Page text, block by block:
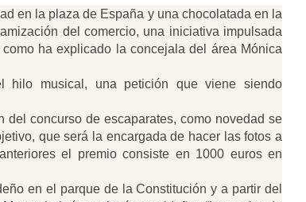
en la plaza de España y una chocolatada en la
del comercio, una iniciativa impulsada
ha explicado la concejala del área Mónica
hilo musical, una petición que viene siendo
concurso de escaparates, como novedad se
que será la encargada de hacer las fotos a
el premio consiste en 1000 euros en
en el parque de la Constitución y a partir del